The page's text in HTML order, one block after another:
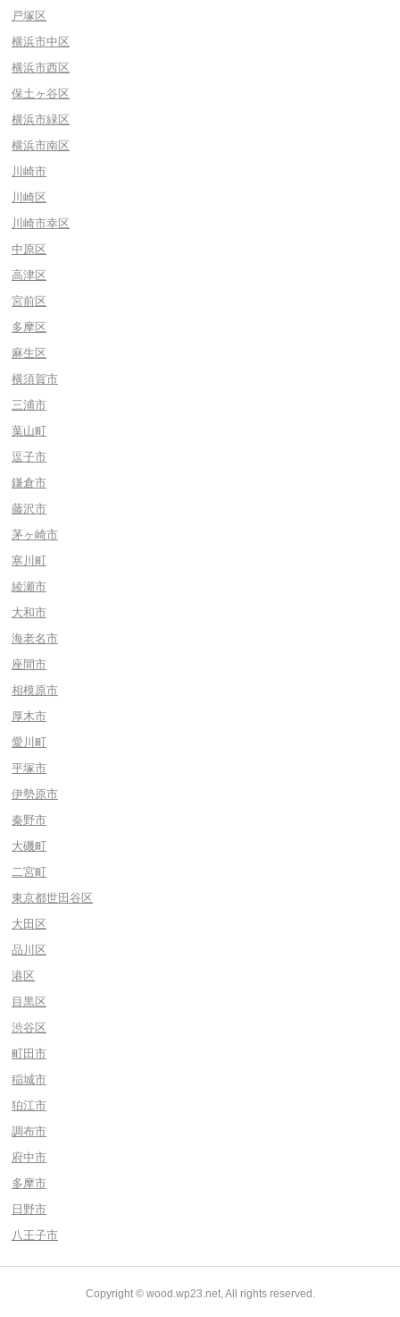
戸塚区
横浜市中区
横浜市西区
保土ヶ谷区
横浜市緑区
横浜市南区
川崎市
川崎区
川崎市幸区
中原区
高津区
宮前区
多摩区
麻生区
横須賀市
三浦市
葉山町
逗子市
鎌倉市
藤沢市
茅ヶ崎市
寒川町
綾瀬市
大和市
海老名市
座間市
相模原市
厚木市
愛川町
平塚市
伊勢原市
秦野市
大磯町
二宮町
東京都世田谷区
大田区
品川区
港区
目黒区
渋谷区
町田市
稲城市
狛江市
調布市
府中市
多摩市
日野市
八王子市
Copyright © wood.wp23.net, All rights reserved.